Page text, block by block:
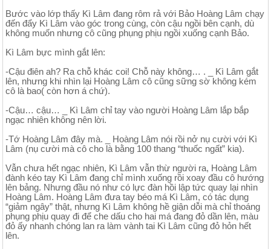
Bước vào lớp thấy Kì Lâm đang rôm rả với Bảo Hoàng Lâm chạy
đến đẩy Kì Lâm vào góc trong cùng, còn cậu ngồi bên cạnh, dù
không muốn nhưng cô cũng phụng phịu ngồi xuống cạnh Bảo.
Kì Lâm bực mình gắt lên:
-Cậu điên ah? Ra chỗ khác coi! Chỗ này không… . _ Kì Lâm gắt
lên, nhưng khi nhìn lại Hoàng Lâm cô cũng sững sờ không kém
cô là bao( còn hơn á chứ).
-Cậu… cậu… _ Kì Lâm chỉ tay vào người Hoàng Lâm lắp bắp
ngạc nhiên không nên lời.
-Tớ Hoàng Lâm đây mà. _ Hoàng Lâm nói rồi nở nụ cười với Kì
Lâm (nụ cười mà cô cho là bằng 100 thang “thuốc ngất” kia).
Vẫn chưa hết ngạc nhiên, Kì Lâm vẫn thừ người ra, Hoàng Lâm
đành kéo tay Kì Lâm đang chỉ mình xuống rồi xoay đầu cô hướng
lên bảng. Nhưng đầu nó như có lực đàn hồi lập tức quay lại nhìn
Hoàng Lâm. Hoàng Lâm đưa tay béo má Kì Lâm, có tác dụng
“giảm ngây” thật, nhưng Kì Lâm không hề giận dỗi mà chỉ thoáng
phụng phịu quay đi để che dấu cho hai má đang đỏ dần lên, màu
đỏ ấy nhanh chóng lan ra làm vành tai Kì Lâm cũng đỏ hỏn hết
lên.